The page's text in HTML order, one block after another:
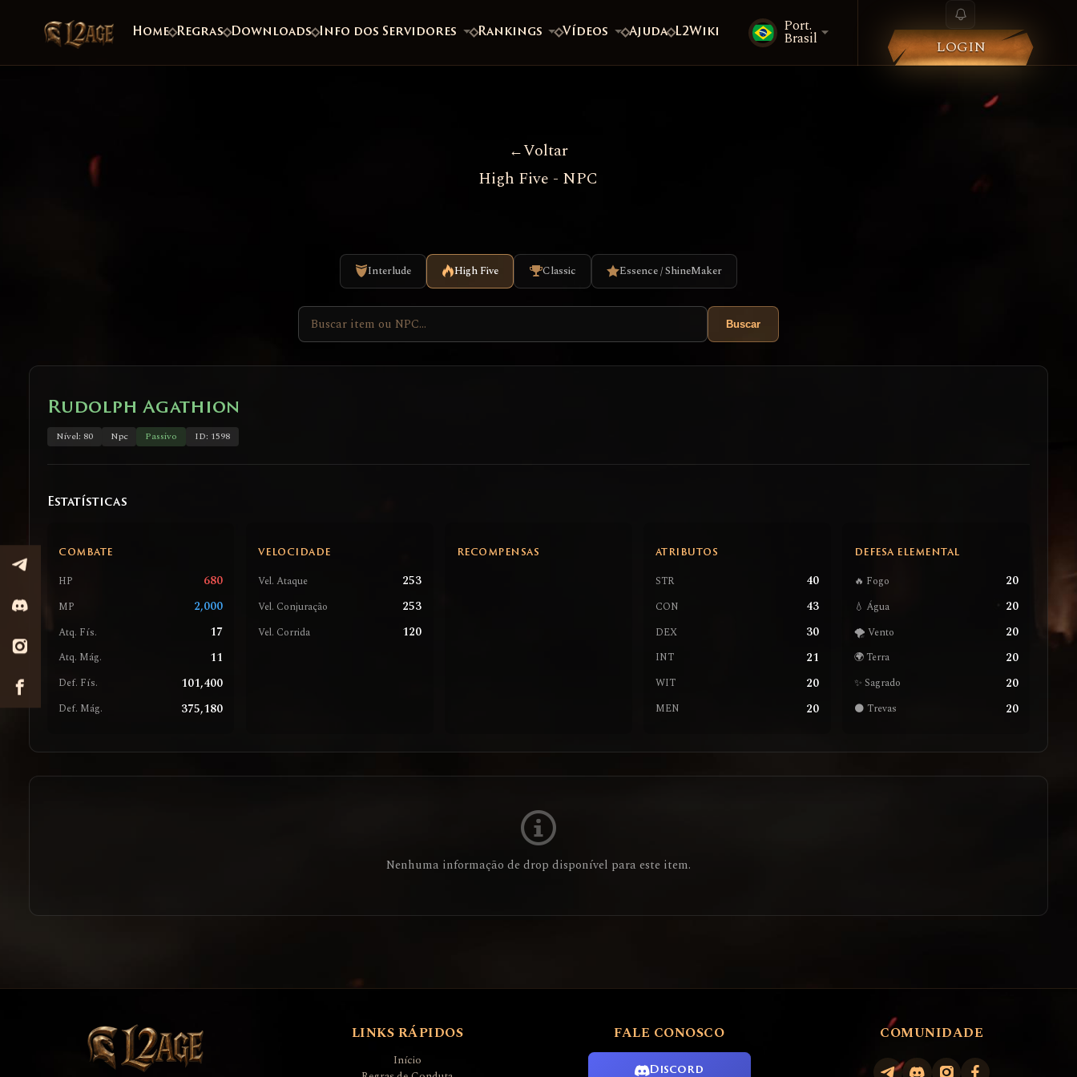
Home Regras Downloads Info dos Servidores Rankings Vídeos Ajuda L2Wiki Port.
Brasil LOGIN
Voltar
High Five - NPC
Interlude High Five Classic Essence / ShineMaker
Buscar
Rudolph Agathion
Nível: 80 Npc Passivo ID: 1598
Estatísticas
COMBATE
HP 680
MP 2,000
Atq. Fís. 17
Atq. Mág. 11
Def. Fís. 101,400
Def. Mág. 375,180
VELOCIDADE
Vel. Ataque 253
Vel. Conjuração 253
Vel. Corrida 120
RECOMPENSAS ATRIBUTOS
STR 40
CON 43
DEX 30
INT 21
WIT 20
MEN 20
DEFESA ELEMENTAL
🔥 Fogo 20
💧 Água 20
🌪️ Vento 20
🌍 Terra 20
✨ Sagrado 20
🌑 Trevas 20
Nenhuma informação de drop disponível para este item.
LINKS RÁPIDOS
Início
FALE CONOSCO
Discord
COMUNIDADE